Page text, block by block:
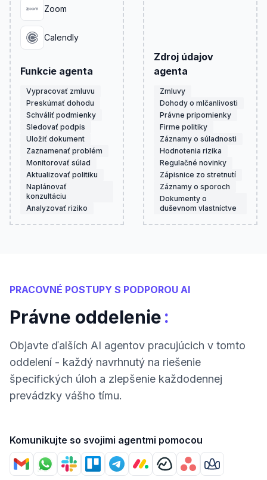
Zoom
Calendly
Funkcie agenta
Vypracovať zmluvu
Preskúmať dohodu
Schváliť podmienky
Sledovať podpis
Uložiť dokument
Zaznamenať problém
Monitorovať súlad
Aktualizovať politiku
Naplánovať
konzultáciu
Analyzovať riziko
Zdroj údajov
agenta
Zmluvy
Dohody o mlčanlivosti
Právne pripomienky
Firme politiky
Záznamy o súladnosti
Hodnotenia rizika
Regulačné novinky
Zápisnice zo stretnutí
Záznamy o sporoch
Dokumenty o
duševnom vlastníctve
PRACOVNÉ POSTUPY S PODPOROU AI
Právne oddelenie:
Objavte ďalších AI agentov pracujúcich v tomto
oddelení - každý navrhnutý na riešenie
špecifických úloh a zlepšenie každodennej
prevádzky vášho tímu.
Komunikujte so svojimi agentmi pomocou